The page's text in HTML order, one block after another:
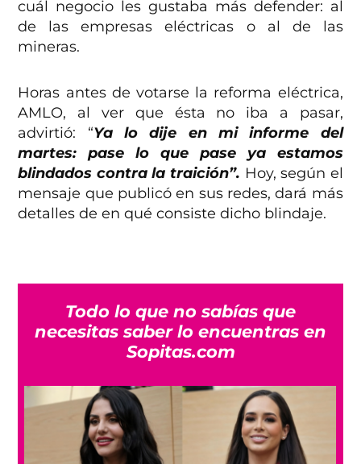
cuál negocio les gustaba más defender: al
de las empresas eléctricas o al de las
mineras.
Horas antes de votarse la reforma eléctrica,
AMLO, al ver que ésta no iba a pasar,
advirtió: “Ya lo dije en mi informe del
martes: pase lo que pase ya estamos
blindados contra la traición”. Hoy, según el
mensaje que publicó en sus redes, dará más
detalles de en qué consiste dicho blindaje.
Todo lo que no sabías que
necesitas saber lo encuentras en
Sopitas.com